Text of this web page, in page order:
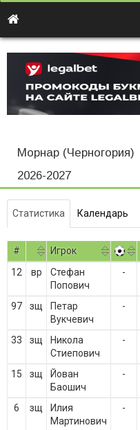
Морнар (Черногория)
2026-2027
Статистика Календарь
# Игрок
12
вр
Стефан
Попович
-
97 зщ
Петар
Вукчевич
-
33 зщ
Никола
Стиепович
-
15 зщ
Йован
Баошич
-
6 зщ
Илия
Мартинович
-